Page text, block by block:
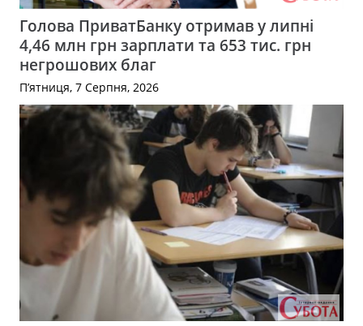
Голова ПриватБанку отримав у липні
4,46 млн грн зарплати та 653 тис. грн
негрошових благ
П’ятниця, 7 Серпня, 2026